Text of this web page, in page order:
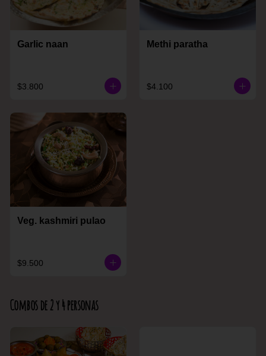
Garlic naan
$3.800
Methi paratha
$4.100
Veg. kashmiri pulao
$9.500
Combos de 2 y 4 personas